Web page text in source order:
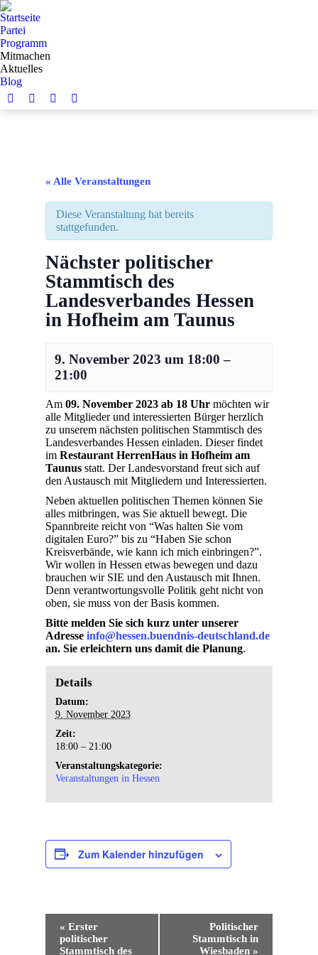
Startseite
Partei
Programm
Mitmachen
Aktuelles
Blog
Facebook
window
Instagram
window
YouTube
window
Twitter
window
« Alle Veranstaltungen
Diese Veranstaltung hat bereits
stattgefunden.
Nächster politischer
Stammtisch des
Landesverbandes Hessen
in Hofheim am Taunus
9. November 2023 um 18:00–
21:00
Am 09. November 2023 ab 18 Uhr möchten wir
alle Mitglieder und interessierten Bürger herzlich
zu unserem nächsten politischen Stammtisch des
Landesverbandes Hessen einladen. Dieser findet
im Restaurant HerrenHaus in Hofheim am
Taunus statt. Der Landesvorstand freut sich auf
den Austausch mit Mitgliedern und Interessierten.
Neben aktuellen politischen Themen können Sie
alles mitbringen, was Sie aktuell bewegt. Die
Spannbreite reicht von “Was halten Sie vom
digitalen Euro?” bis zu “Haben Sie schon
Kreisverbände, wie kann ich mich einbringen?”.
Wir wollen in Hessen etwas bewegen und dazu
brauchen wir SIE und den Austausch mit Ihnen.
Denn verantwortungsvolle Politik geht nicht von
oben, sie muss von der Basis kommen.
Bitte melden Sie sich kurz unter unserer
Adresse info@hessen.buendnis-deutschland.de
an. Sie erleichtern uns damit die Planung.
Details
Datum:
9. November 2023
Zeit:
18:00 – 21:00
Veranstaltungskategorie:
Veranstaltungen in Hessen
Zum Kalender hinzufügen
Veranstaltung-
Navigation
« Erster
politischer
Stammtisch des
Politischer
Stammtisch in
Wiesbaden »